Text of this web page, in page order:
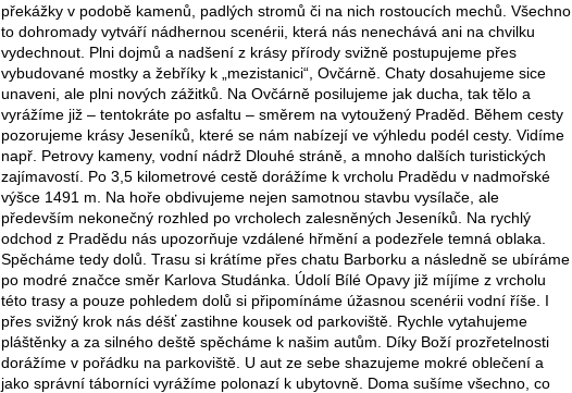
překážky v podobě kamenů, padlých stromů či na nich rostoucích mechů. Všechno
to dohromady vytváří nádhernou scenérii, která nás nenechává ani na chvilku
vydechnout. Plni dojmů a nadšení z krásy přírody svižně postupujeme přes
vybudované mostky a žebříky k „mezistanici“, Ovčárně. Chaty dosahujeme sice
unaveni, ale plni nových zážitků. Na Ovčárně posilujeme jak ducha, tak tělo a
vyrážíme již – tentokráte po asfaltu – směrem na vytoužený Praděd. Během cesty
pozorujeme krásy Jeseníků, které se nám nabízejí ve výhledu podél cesty. Vidíme
např. Petrovy kameny, vodní nádrž Dlouhé stráně, a mnoho dalších turistických
zajímavostí. Po 3,5 kilometrové cestě dorážíme k vrcholu Pradědu v nadmořské
výšce 1491 m. Na hoře obdivujeme nejen samotnou stavbu vysílače, ale
především nekonečný rozhled po vrcholech zalesněných Jeseníků. Na rychlý
odchod z Pradědu nás upozorňuje vzdálené hřmění a podezřele temná oblaka.
Spěcháme tedy dolů. Trasu si krátíme přes chatu Barborku a následně se ubíráme
po modré značce směr Karlova Studánka. Údolí Bílé Opavy již míjíme z vrcholu
této trasy a pouze pohledem dolů si připomínáme úžasnou scenérii vodní říše. I
přes svižný krok nás déšť zastihne kousek od parkoviště. Rychle vytahujeme
pláštěnky a za silného deště spěcháme k našim autům. Díky Boží prozřetelnosti
dorážíme v pořádku na parkoviště. U aut ze sebe shazujeme mokré oblečení a
jako správní táborníci vyrážíme polonazí k ubytovně. Doma sušíme všechno, co